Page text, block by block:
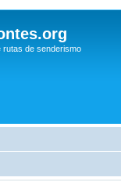
rutas de senderismo